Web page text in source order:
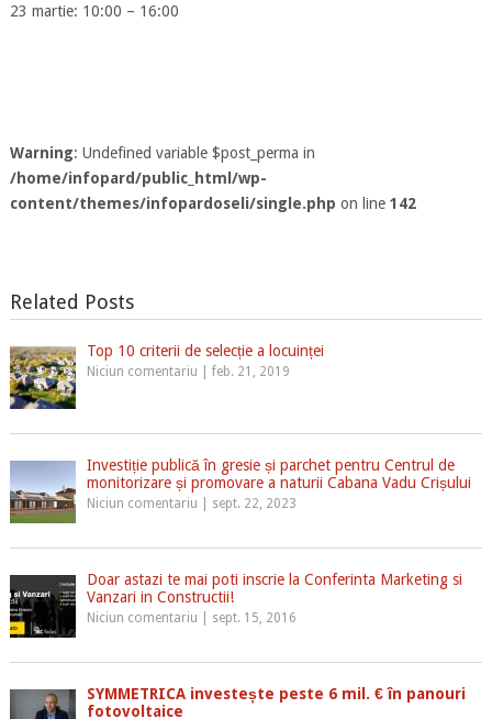
23 martie: 10:00 – 16:00
Warning: Undefined variable $post_perma in
/home/infopard/public_html/wp-
content/themes/infopardoseli/single.php on line 142
Related Posts
Top 10 criterii de selecție a locuinței
Niciun comentariu feb. 21, 2019
Investiție publică în gresie și parchet pentru Centrul de
monitorizare și promovare a naturii Cabana Vadu Crișului
Niciun comentariu sept. 22, 2023
Doar astazi te mai poti inscrie la Conferinta Marketing si
Vanzari in Constructii!
Niciun comentariu sept. 15, 2016
SYMMETRICA investește peste 6 mil. € în panouri
fotovoltaice